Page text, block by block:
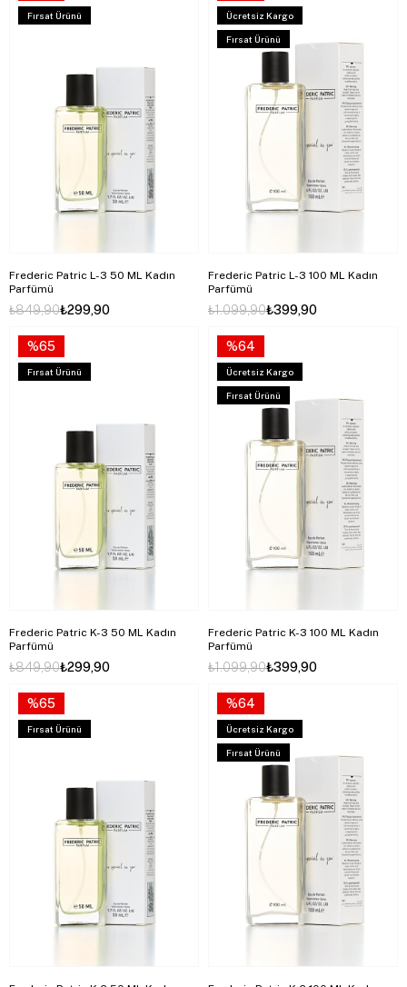
Frederic Patric L-3 50 ML Kadın
Parfümü
₺299,90
₺849,90
Fırsat Ürünü
Frederic Patric L-3 100 ML Kadın
Parfümü
₺399,90
₺1.099,90
Ücretsiz Kargo
Fırsat Ürünü
Frederic Patric K-3 50 ML Kadın
Parfümü
₺299,90
₺849,90
%65
Fırsat Ürünü
Frederic Patric K-3 100 ML Kadın
Parfümü
₺399,90
₺1.099,90
%64
Ücretsiz Kargo
Fırsat Ürünü
%65
Fırsat Ürünü
%64
Ücretsiz Kargo
Fırsat Ürünü